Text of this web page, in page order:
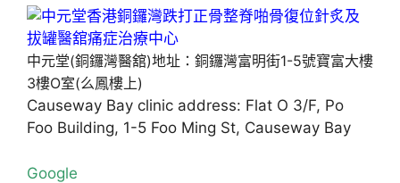
中元堂(銅鑼灣醫舘)地址：銅鑼灣富明街1-5號寶富大樓
3樓O室(么鳳樓上)
Causeway Bay clinic address: Flat O 3/F, Po
Foo Building, 1-5 Foo Ming St, Causeway Bay
Google